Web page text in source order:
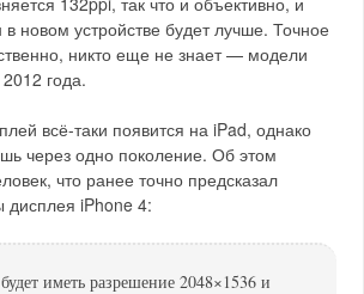
в новом устройстве будет лучше. Точное
никто еще не знает — модели
года.
всё-таки появится на iPad, однако
через одно поколение. Об этом
что ранее точно предсказал
дисплея iPhone 4:
иметь разрешение 2048×1536 и